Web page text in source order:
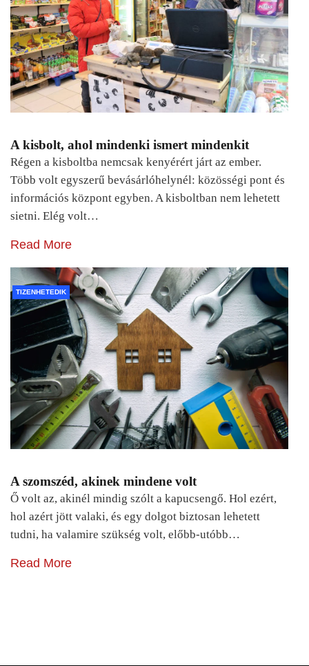
A kisbolt, ahol mindenki ismert mindenkit
Régen a kisboltba nemcsak kenyérért járt az ember.
Több volt egyszerű bevásárlóhelynél: közösségi pont és
információs központ egyben. A kisboltban nem lehetett
sietni. Elég volt…
Read More
TIZENHETEDIK
A szomszéd, akinek mindene volt
Ő volt az, akinél mindig szólt a kapucsengő. Hol ezért,
hol azért jött valaki, és egy dolgot biztosan lehetett
tudni, ha valamire szükség volt, előbb-utóbb…
Read More